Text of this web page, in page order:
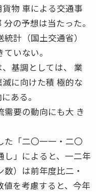
物 車による交通事
の予想は当たった。
計（国土交通省）
いない。
基調としては、 業
に向けた積 極的な
ある。
需要の動向にも大 き
た「二〇一一・二〇
し」によると、一二年
）は前年度比二・
を考慮すると、今年